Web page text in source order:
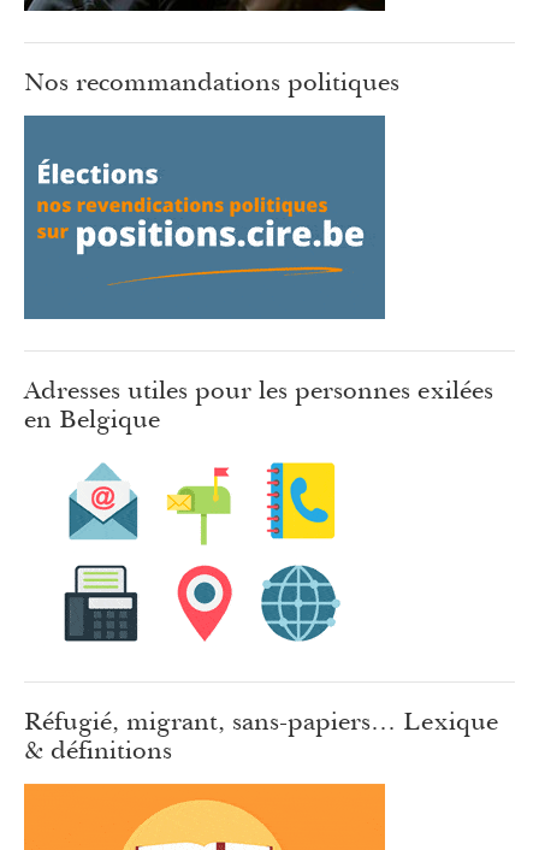
Nos recommandations politiques
Adresses utiles pour les personnes exilées
en Belgique
Réfugié, migrant, sans-papiers… Lexique
& définitions